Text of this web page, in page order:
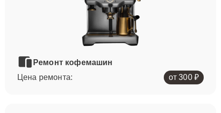
Ремонт кофемашин
Цена ремонта:
от 300 ₽